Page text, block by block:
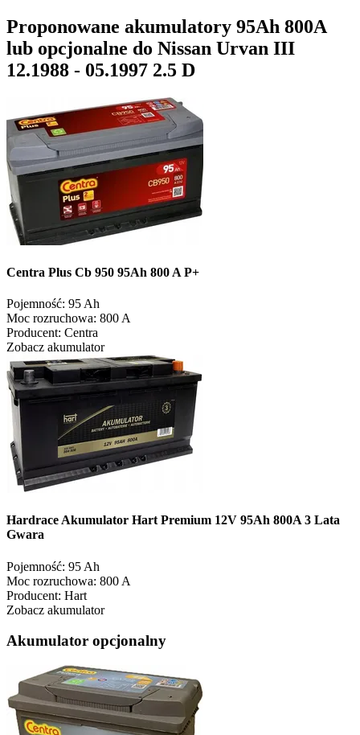
Proponowane akumulatory 95Ah 800A
lub opcjonalne do Nissan Urvan III
12.1988 - 05.1997 2.5 D
Centra Plus Cb 950 95Ah 800 A P+
Pojemność: 95 Ah
Moc rozruchowa: 800 A
Producent: Centra
Zobacz akumulator
Hardrace Akumulator Hart Premium 12V 95Ah 800A 3 Lata
Gwara
Pojemność: 95 Ah
Moc rozruchowa: 800 A
Producent: Hart
Zobacz akumulator
Akumulator opcjonalny